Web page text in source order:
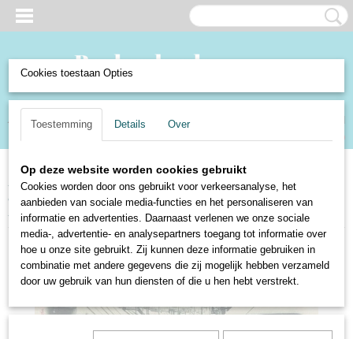
Inloggen Registreren
(0)
Home>Verzamelen en Curiosa>Verzamelen>Ansichtkaarten>
en dorpen Buitenland>Engeland/England/Angleterre>Engeland: Ealing
Broadway
Cookies toestaan Opties
Toestemming Details Over
Op deze website worden cookies gebruikt
Cookies worden door ons gebruikt voor verkeersanalyse, het
aanbieden van sociale media-functies en het personaliseren van
informatie en advertenties. Daarnaast verlenen we onze sociale
media-, advertentie- en analysepartners toegang tot informatie over
hoe u onze site gebruikt. Zij kunnen deze informatie gebruiken in
combinatie met andere gegevens die zij mogelijk hebben verzameld
door uw gebruik van hun diensten of die u hen hebt verstrekt.